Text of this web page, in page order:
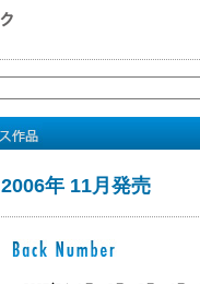
2006年 11月発売